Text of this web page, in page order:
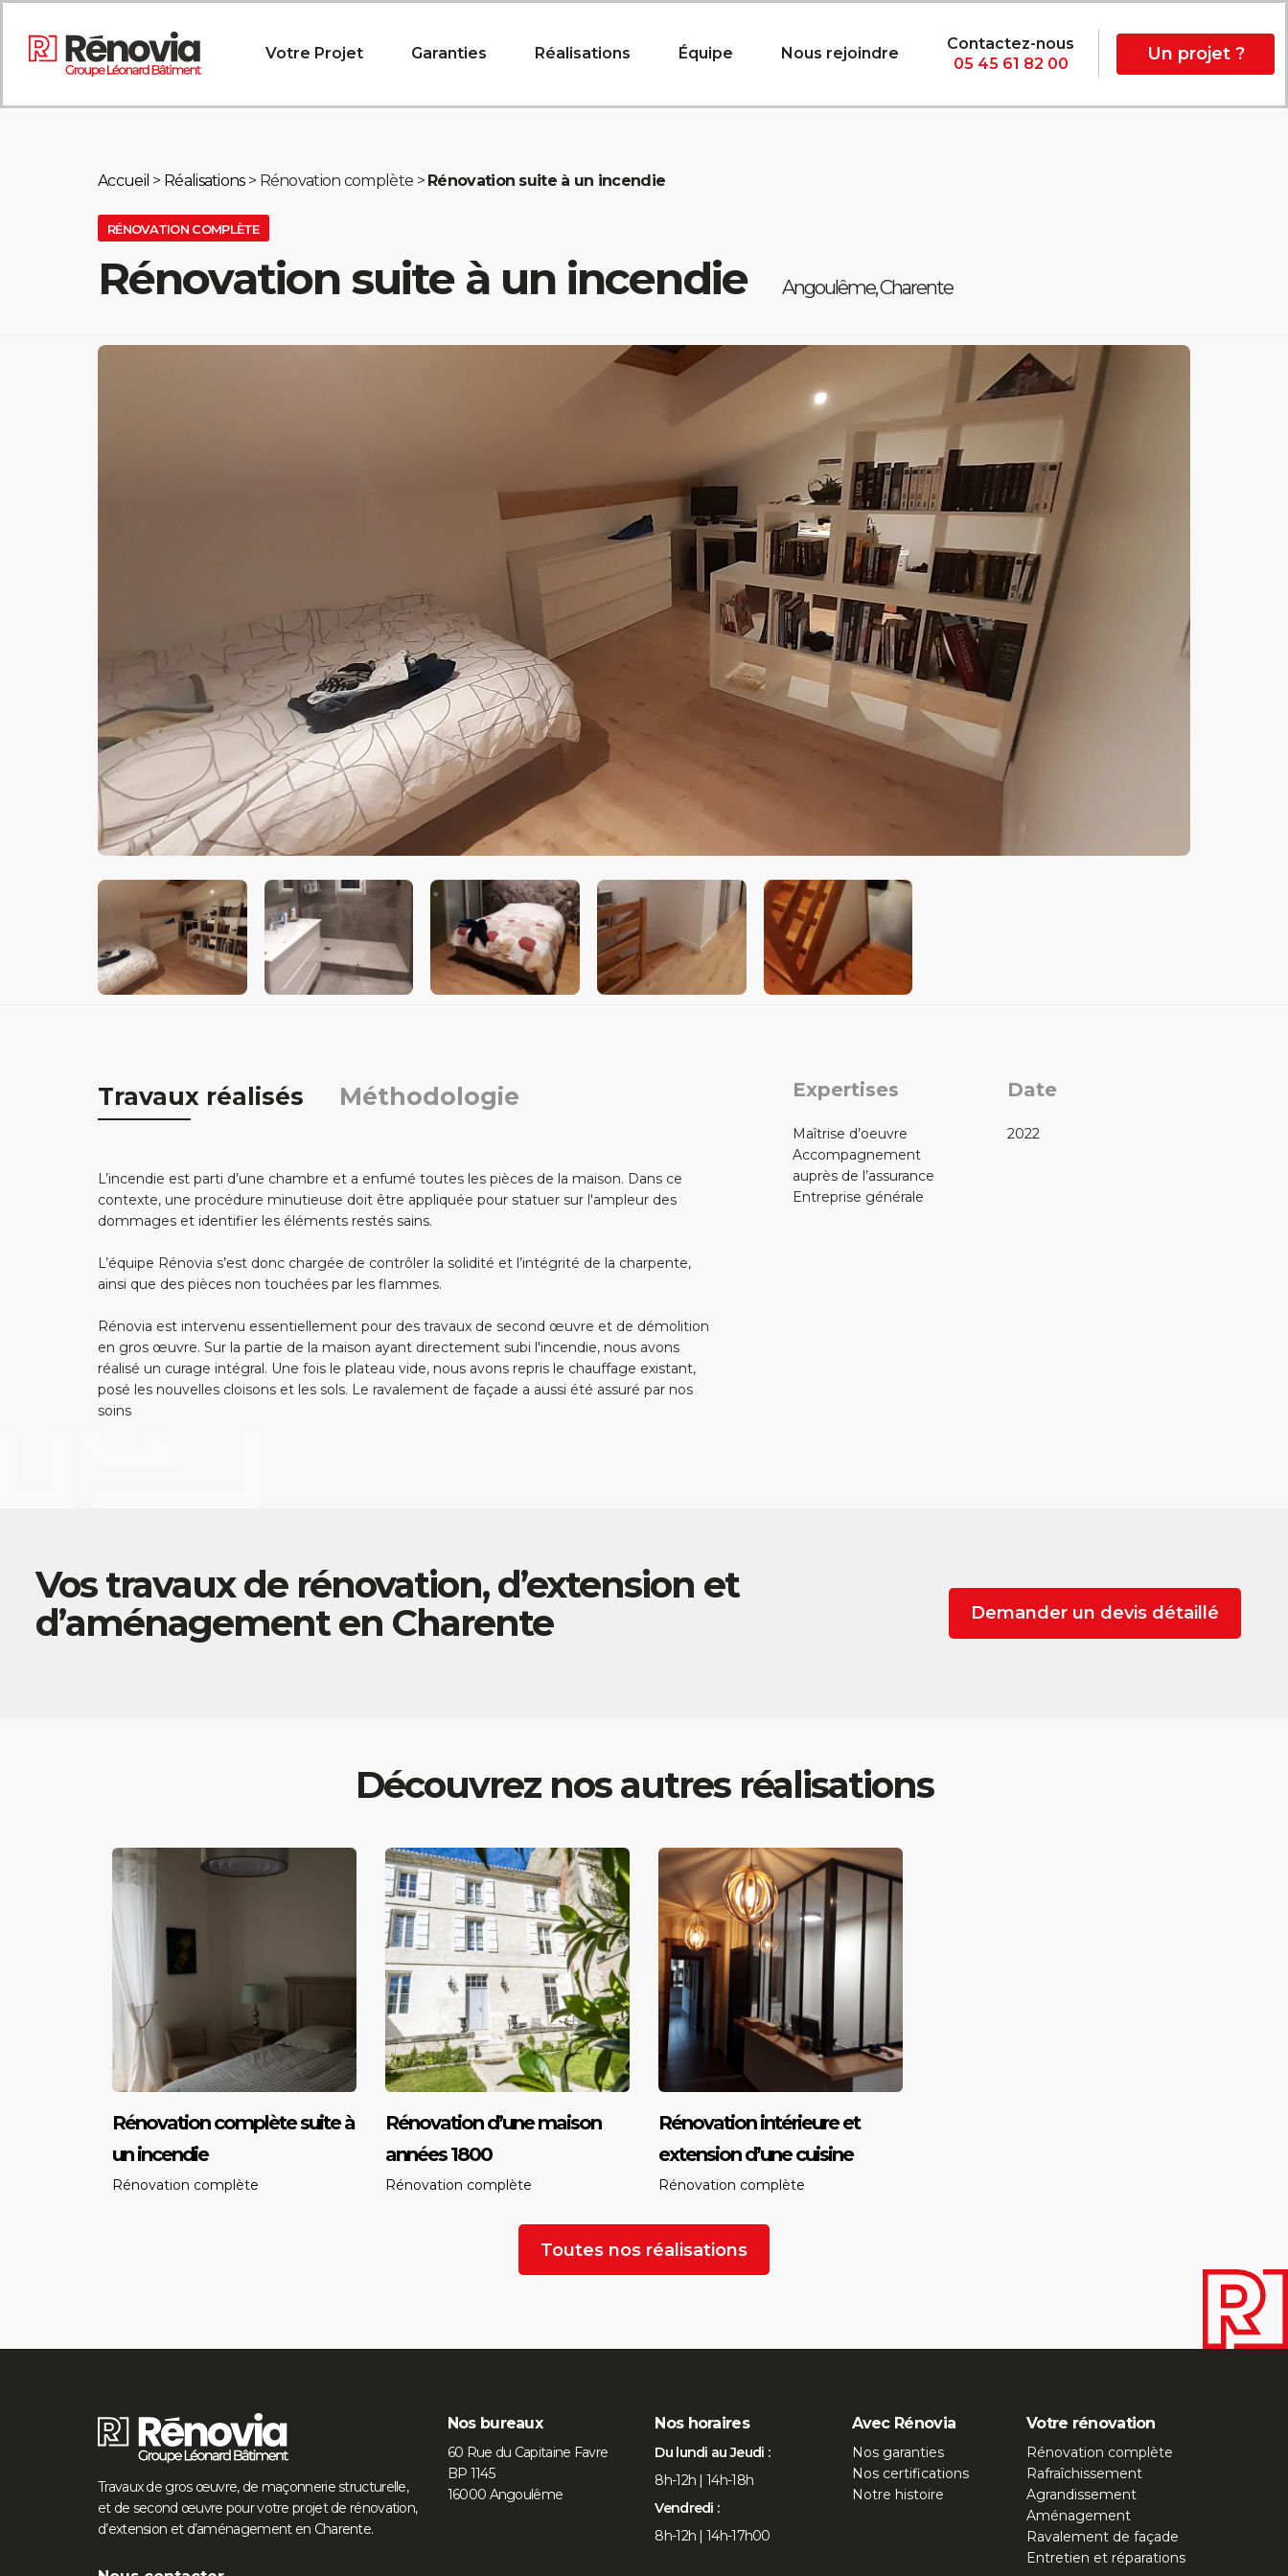
Votre Projet Garanties Réalisations Équipe Nous rejoindre
Contactez-nous
05 45 61 82 00
Un projet ?
Accueil > Réalisations> Rénovation complète > Rénovation suite à un incendie
RÉNOVATION COMPLÈTE
Rénovation suite à un incendie Angoulême, Charente
Travaux réalisés Méthodologie
L’incendie est parti d’une chambre et a enfumé toutes les pièces de la maison. Dans ce
contexte, une procédure minutieuse doit être appliquée pour statuer sur l'ampleur des
dommages et identifier les éléments restés sains.
L’équipe Rénovia s’est donc chargée de contrôler la solidité et l’intégrité de la charpente,
ainsi que des pièces non touchées par les flammes.
Rénovia est intervenu essentiellement pour des travaux de second œuvre et de démolition
en gros œuvre. Sur la partie de la maison ayant directement subi l'incendie, nous avons
réalisé un curage intégral. Une fois le plateau vide, nous avons repris le chauffage existant,
posé les nouvelles cloisons et les sols. Le ravalement de façade a aussi été assuré par nos
soins
Expertises
Maîtrise d’oeuvre
Accompagnement
auprès de l’assurance
Entreprise générale
Date
2022
Vos travaux de rénovation, d’extension et
d’aménagement en Charente
Demander un devis détaillé
Découvrez nos autres réalisations
Rénovation complète suite à
un incendie
Rénovation complète
Rénovation d’une maison
années 1800
Rénovation complète
Rénovation intérieure et
extension d’une cuisine
Rénovation complète
Toutes nos réalisations
Travaux de gros œuvre, de maçonnerie structurelle,
et de second œuvre pour votre projet de rénovation,
d’extension et d’aménagement en Charente.
Nos bureaux
60 Rue du Capitaine Favre
BP 1145
16000 Angoulême
Nos horaires
Du lundi au Jeudi :
8h-12h | 14h-18h
Vendredi :
8h-12h | 14h-17h00
Avec Rénovia
Nos garanties
Nos certifications
Notre histoire
Votre rénovation
Rénovation complète
Rafraîchissement
Agrandissement
Aménagement
Ravalement de façade
Entretien et réparations